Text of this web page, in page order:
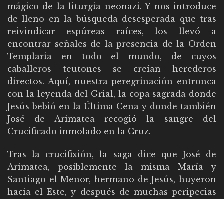
mágico de la liturgia neonazi. Y nos introduce
de lleno en la búsqueda desesperada que tras
reivindicar espúreas raíces, los llevó a
encontrar señales de la presencia de la Orden
Templaria en todo el mundo, de cuyos
caballeros teutones se creían herederos
directos. Aquí, nuestra peregrinación entronca
con la leyenda del Grial, la copa sagrada donde
Jesús bebió en la Última Cena y donde también
José de Arimatea recogió la sangre del
Crucificado inmolado en la Cruz.
Tras la crucifixión, la saga dice que José de
Arimatea, posiblemente la misma María y
Santiago el Menor, hermano de Jesús, huyeron
hacia el Este, y después de muchas peripecias